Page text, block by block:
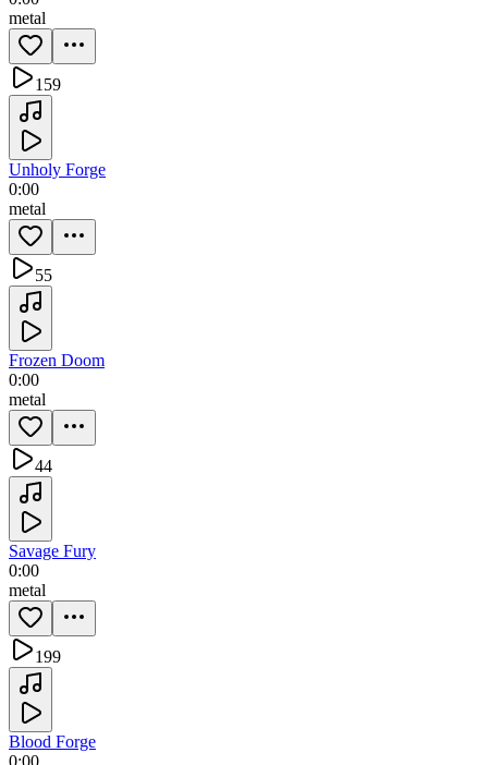
metal
159
Unholy Forge
0:00
metal
55
Frozen Doom
0:00
metal
44
Savage Fury
0:00
metal
199
Blood Forge
0:00